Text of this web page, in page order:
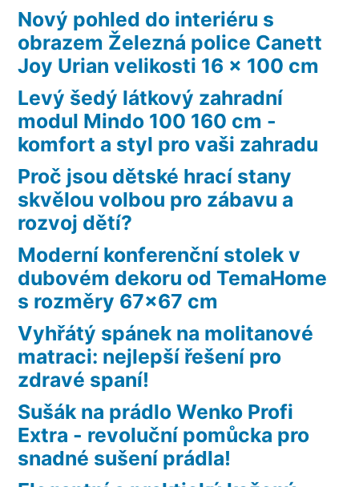
Nový pohled do interiéru s
obrazem Železná police Canett
Joy Urian velikosti 16 x 100 cm
Levý šedý látkový zahradní
modul Mindo 100 160 cm -
komfort a styl pro vaši zahradu
Proč jsou dětské hrací stany
skvělou volbou pro zábavu a
rozvoj dětí?
Moderní konferenční stolek v
dubovém dekoru od TemaHome
s rozměry 67×67 cm
Vyhřátý spánek na molitanové
matraci: nejlepší řešení pro
zdravé spaní!
Sušák na prádlo Wenko Profi
Extra - revoluční pomůcka pro
snadné sušení prádla!